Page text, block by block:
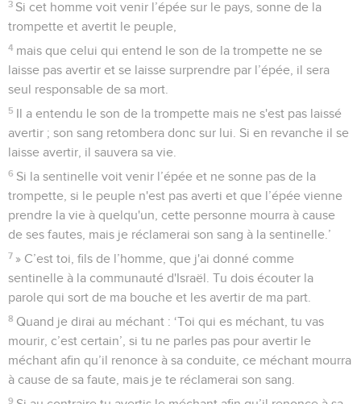
3 Si cet homme voit venir l’épée sur le pays, sonne de la
trompette et avertit le peuple,
4 mais que celui qui entend le son de la trompette ne se
laisse pas avertir et se laisse surprendre par l’épée, il sera
seul responsable de sa mort.
5 Il a entendu le son de la trompette mais ne s'est pas laissé
avertir ; son sang retombera donc sur lui. Si en revanche il se
laisse avertir, il sauvera sa vie.
6 Si la sentinelle voit venir l’épée et ne sonne pas de la
trompette, si le peuple n'est pas averti et que l’épée vienne
prendre la vie à quelqu'un, cette personne mourra à cause
de ses fautes, mais je réclamerai son sang à la sentinelle.’
7 » C’est toi, fils de l’homme, que j'ai donné comme
sentinelle à la communauté d'Israël. Tu dois écouter la
parole qui sort de ma bouche et les avertir de ma part.
8 Quand je dirai au méchant : ‘Toi qui es méchant, tu vas
mourir, c’est certain’, si tu ne parles pas pour avertir le
méchant afin qu’il renonce à sa conduite, ce méchant mourra
à cause de sa faute, mais je te réclamerai son sang.
9